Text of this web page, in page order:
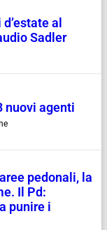
al
Sadler
nuovi agenti
pedonali, la
Il Pd:
punire i